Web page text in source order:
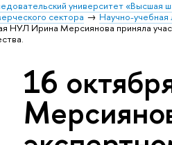
университет «Высшая
сектора
Научно-
НУЛ Ирина Мерсиянова приняла
16